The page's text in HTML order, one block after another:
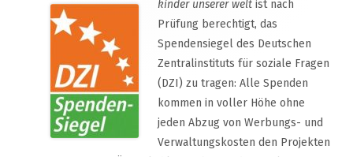
kinder unserer welt ist nach
Prüfung berechtigt, das
Spendensiegel des Deutschen
Zentralinstituts für soziale Fragen
(DZI) zu tragen: Alle Spenden
kommen in voller Höhe ohne
jeden Abzug von Werbungs- und
Verwaltungskosten den Projekten